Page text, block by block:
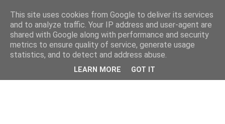
This site uses cookies from Google to deliver its services
and to analyze traffic. Your IP address and user-agent are
shared with Google along with performance and security
metrics to ensure quality of service, generate usage
statistics, and to detect and address abuse.
LEARN MORE GOT IT